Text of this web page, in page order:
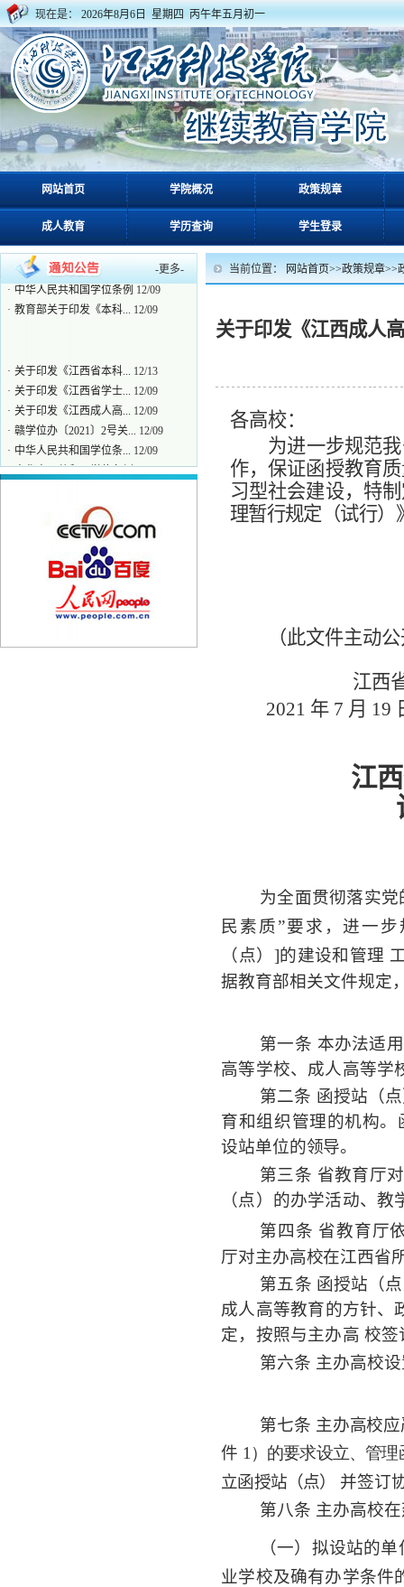
现在是： 2026年8月6日 星期四 丙午年五月初一
网站首页 学院概况 政策规章
成人教育 学历查询 学生登录
-更多-
关于印发《江西省本科...
关于印发《江西省学士...
关于印发《江西成人高...
赣学位办〔2021〕2号关...
· 中华人民共和国学位条... 12/09
中华人民共和国学位条例
12/09
教育部关于印发《本科... 12/09
关于印发《江西省学士... 12/09
关于印发《江西成人高... 12/09
赣学位办〔2021〕2号关... 12/09
中华人民共和国学位条... 12/09
中华人民共和国学位条例 12/09
· 教育部关于印发《本科... 12/09
当前位置： 网站首页>>政策规章>>
关于印发《江西成人
各高校：
为进一步规范
作，保证函授教育
习型社会建设，特
理暂行规定（试行）
（此文件主动
江西省
2021 年 7 月 19
江
为全面贯彻落实党
民素质”要求，进一
（点）]的建设和管理
据教育部相关文件规定
第一条 本办法适
高等学校、成人高等学
第二条 函授站（
育和组织管理的机构。
设站单位的领导。
第三条 省教育厅
（点）的办学活动、
第四条 省教育厅
厅对主办高校在江西省
第五条 函授站（
成人高等教育的方针、
定，按照与主办高 校签
第六条 主办高校
第七条 主办高校
件 1）的要求设立、管
立函授站（点）
并签订
第八条 主办高校
（一）拟设站的
业学校及确有办学条件